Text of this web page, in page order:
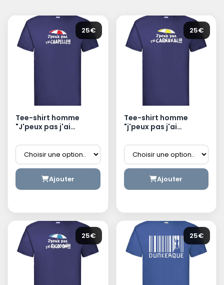
25€
Tee-shirt homme
"J'peux pas j'ai
Ajouter
25€
Tee-shirt homme
"j'peux pas j'ai
Ajouter
25€ 25€